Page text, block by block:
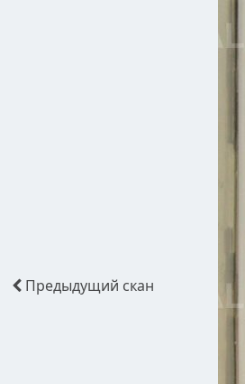
Предыдущий скан